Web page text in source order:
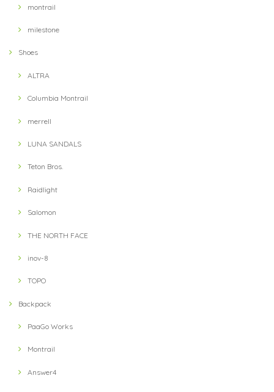
montrail
milestone
Shoes
ALTRA
Columbia Montrail
merrell
LUNA SANDALS
Teton Bros.
Raidlight
Salomon
THE NORTH FACE
inov-8
TOPO
Backpack
PaaGo Works
Montrail
Answer4